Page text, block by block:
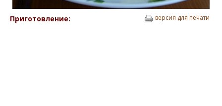
Приготовление: версия для печати